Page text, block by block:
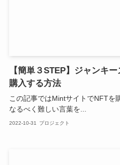
【簡単３STEP】ジャンキ
購入する方法
この記事ではMintサイトでNFTを
なるべく難しい言葉を...
2022-10-31 プロジェクト